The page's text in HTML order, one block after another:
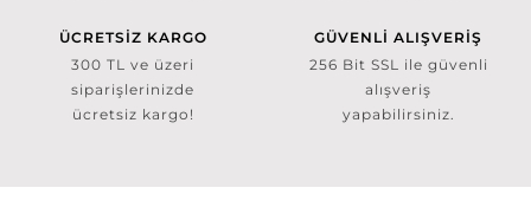
ÜCRETSİZ KARGO
300 TL ve üzeri
siparişlerinizde
ücretsiz kargo!
GÜVENLİ ALIŞVERİŞ
256 Bit SSL ile güvenli
alışveriş
yapabilirsiniz.